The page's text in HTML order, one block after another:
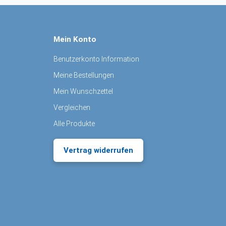
Mein Konto
Benutzerkonto Information
Meine Bestellungen
Mein Wunschzettel
Vergleichen
Alle Produkte
Vertrag widerrufen